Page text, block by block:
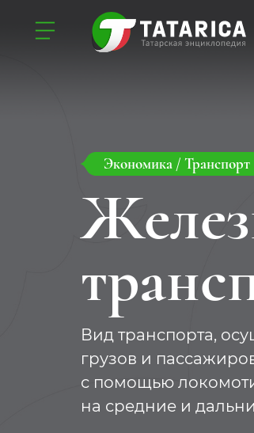
Экономика / Транспорт
Вид транспорта,
грузов и
с помощью
на средние и